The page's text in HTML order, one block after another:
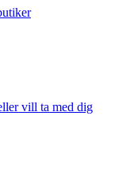
vill ta med dig